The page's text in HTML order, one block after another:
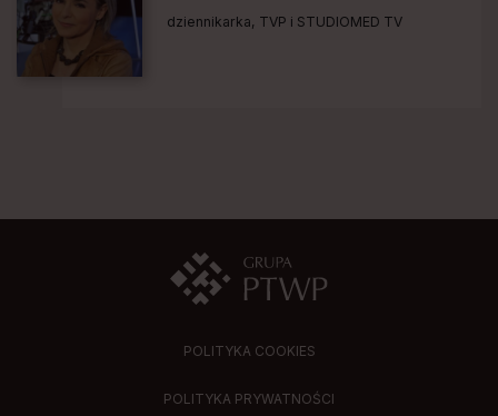
dziennikarka, TVP i STUDIOMED TV
POLITYKA COOKIES
POLITYKA PRYWATNOŚCI